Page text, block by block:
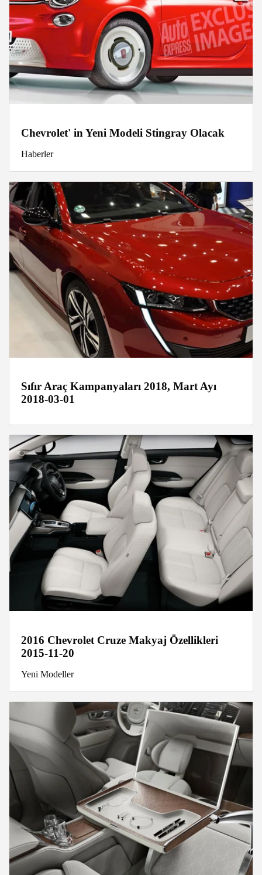
Chevrolet' in Yeni Modeli Stingray Olacak
Haberler
Sıfır Araç Kampanyaları 2018, Mart Ayı
2018-03-01
2016 Chevrolet Cruze Makyaj Özellikleri
2015-11-20
Yeni Modeller